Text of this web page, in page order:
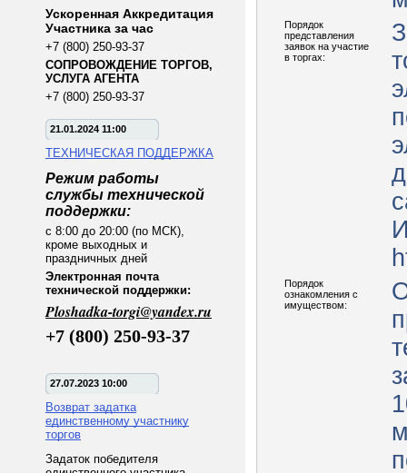
Ускоренная Аккредитация
Участника за час
+7 (800) 250-93-37
СОПРОВОЖДЕНИЕ ТОРГОВ,
УСЛУГА АГЕНТА
+7 (800) 250-93-37
21.01.2024 11:00
ТЕХНИЧЕСКАЯ ПОДДЕРЖКА
Режим работы
службы технической
поддержки:
с 8:00 до 20:00 (по МСК),
кроме выходных и
праздничных дней
Электронная почта
технической поддержки:
Ploshadka-torgi@yandex.ru
+7 (800) 250-93-37
27.07.2023 10:00
Возврат задатка
единственному участнику
торгов
Задаток победителя
Порядок
представления
заявок на участие
в торгах:
Порядок
ознакомления с
имуществом: